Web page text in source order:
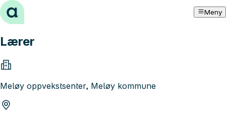
Hopp til innhold Meny
Lærer
Meløy oppvekstsenter, Meløy kommune